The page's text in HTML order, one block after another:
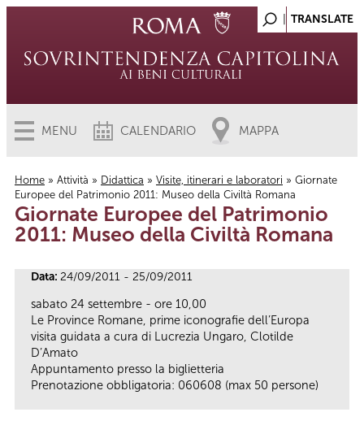
MENU CALENDARIO MAPPA
Tu sei qui
Home » Attività » Didattica » Visite, itinerari e laboratori » Giornate
Europee del Patrimonio 2011: Museo della Civiltà Romana
Giornate Europee del Patrimonio
2011: Museo della Civiltà Romana
Data: 24/09/2011 - 25/09/2011
sabato 24 settembre - ore 10,00
Le Province Romane, prime iconografie dell’Europa
visita guidata a cura di Lucrezia Ungaro, Clotilde
D’Amato
Appuntamento presso la biglietteria
Prenotazione obbligatoria: 060608 (max 50 persone)